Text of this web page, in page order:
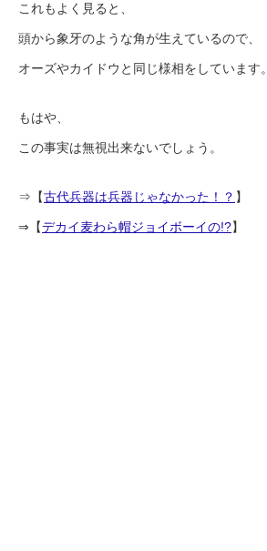
これもよく見ると、
頭から象牙のような角が生えているので、
オーズやカイドウと同じ様相をしています。
もはや、
この事実は無視出来ないでしょう。
⇒【古代兵器は兵器じゃなかった！？ 】
⇒【デカイ麦わら帽ジョイボーイの!?】